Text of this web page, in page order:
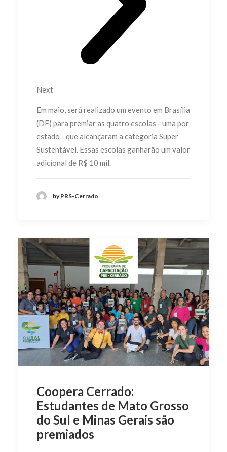
Next
Em maio, será realizado um evento em Brasília
(DF) para premiar as quatro escolas - uma por
estado - que alcançaram a categoria Super
Sustentável. Essas escolas ganharão um valor
adicional de R$ 10 mil.
by PRS-Cerrado
Coopera Cerrado:
Estudantes de Mato Grosso
do Sul e Minas Gerais são
premiados